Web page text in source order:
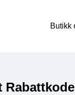
Butikk